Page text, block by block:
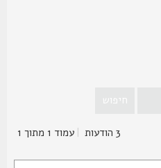
|עמוד1מתוך1